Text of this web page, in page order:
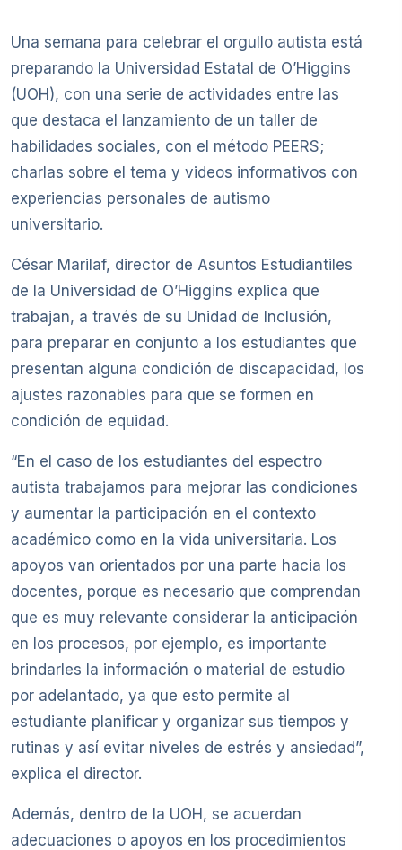
Una semana para celebrar el orgullo autista está
preparando la Universidad Estatal de O’Higgins
(UOH), con una serie de actividades entre las
que destaca el lanzamiento de un taller de
habilidades sociales, con el método PEERS;
charlas sobre el tema y videos informativos con
experiencias personales de autismo
universitario.
César Marilaf, director de Asuntos Estudiantiles
de la Universidad de O’Higgins explica que
trabajan, a través de su Unidad de Inclusión,
para preparar en conjunto a los estudiantes que
presentan alguna condición de discapacidad, los
ajustes razonables para que se formen en
condición de equidad.
“En el caso de los estudiantes del espectro
autista trabajamos para mejorar las condiciones
y aumentar la participación en el contexto
académico como en la vida universitaria. Los
apoyos van orientados por una parte hacia los
docentes, porque es necesario que comprendan
que es muy relevante considerar la anticipación
en los procesos, por ejemplo, es importante
brindarles la información o material de estudio
por adelantado, ya que esto permite al
estudiante planificar y organizar sus tiempos y
rutinas y así evitar niveles de estrés y ansiedad”,
explica el director.
Además, dentro de la UOH, se acuerdan
adecuaciones o apoyos en los procedimientos